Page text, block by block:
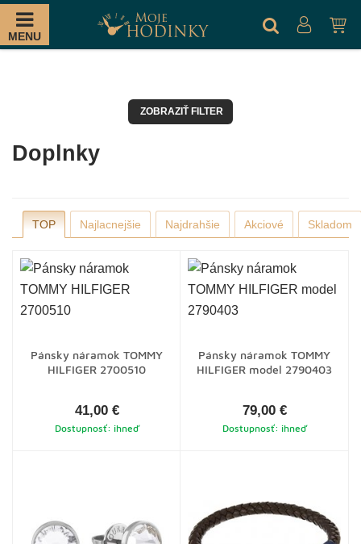
MENU
ZOBRAZIŤ FILTER
Doplnky
TOP Najlacnejšie Najdrahšie Akciové Skladom
Pánsky náramok TOMMY
HILFIGER 2700510
41,00 €
Dostupnosť: ihneď
Pánsky náramok TOMMY
HILFIGER model 2790403
79,00 €
Dostupnosť: ihneď